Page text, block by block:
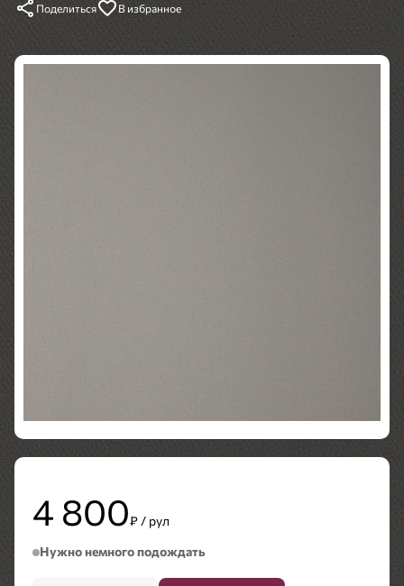
Поделиться В избранное
4 800₽ / рул
Нужно немного подождать